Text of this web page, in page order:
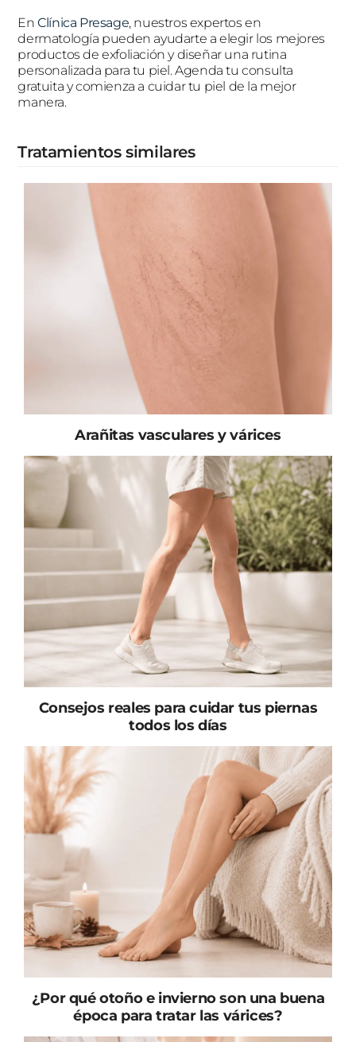
EnClínica Presage, nuestros expertos en
dermatología pueden ayudarte a elegir los mejores
productos de exfoliación y diseñar una rutina
personalizada para tu piel. Agenda tu consulta
gratuita y comienza a cuidar tu piel de la mejor
manera.
Tratamientos similares
Arañitas vasculares y várices
Consejos reales para cuidar tus piernas
todos los días
¿Por qué otoño e invierno son una buena
época para tratar las várices?